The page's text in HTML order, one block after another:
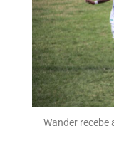
Wander recebe